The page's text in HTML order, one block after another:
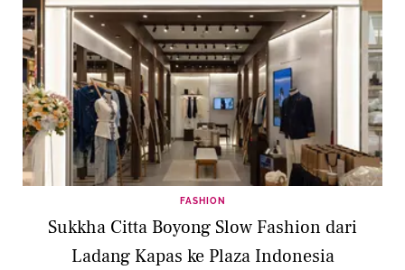
FASHION
Sukkha Citta Boyong Slow Fashion dari
Ladang Kapas ke Plaza Indonesia